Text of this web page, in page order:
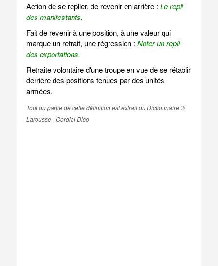
Action de se replier, de revenir en arrière : Le repli
des manifestants.
Fait de revenir à une position, à une valeur qui
marque un retrait, une régression : Noter un repli
des exportations.
Retraite volontaire d'une troupe en vue de se rétablir
derrière des positions tenues par des unités
armées.
Tout ou partie de cette définition est extrait du Dictionnaire ©
Larousse - Cordial Dico